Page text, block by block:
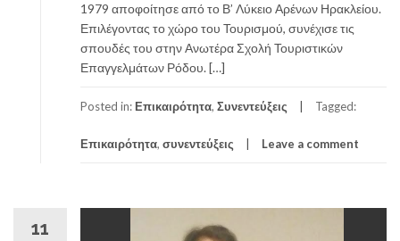
1979 αποφοίτησε από το Β’ Λύκειο Αρένων Ηρακλείου.
Επιλέγοντας το χώρο του Τουρισμού, συνέχισε τις
σπουδές του στην Ανωτέρα Σχολή Τουριστικών
Επαγγελμάτων Ρόδου. […]
Posted in: Επικαιρότητα, Συνεντεύξεις Tagged:
Επικαιρότητα, συνεντεύξεις Leave a comment
11